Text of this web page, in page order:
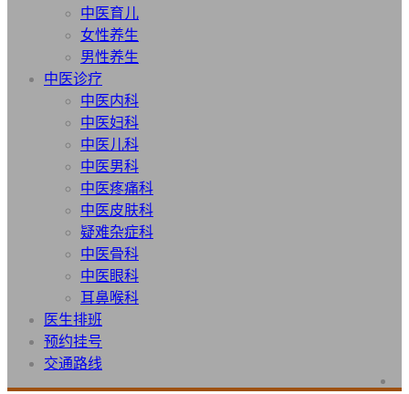
中医育儿
女性养生
男性养生
中医诊疗
中医内科
中医妇科
中医儿科
中医男科
中医疼痛科
中医皮肤科
疑难杂症科
中医骨科
中医眼科
耳鼻喉科
医生排班
预约挂号
交通路线